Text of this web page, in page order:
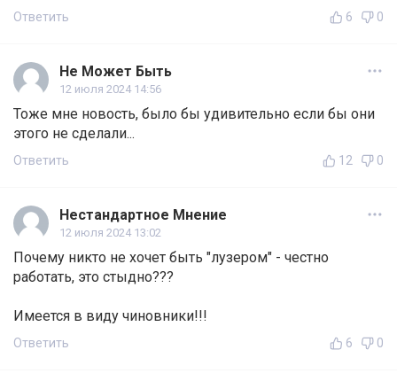
Ответить 6 0
Не Может Быть
12 июля 2024 14:56
Тоже мне новость, было бы удивительно если бы они
этого не сделали...
Ответить 12 0
Нестандартное Мнение
12 июля 2024 13:02
Почему никто не хочет быть "лузером" - честно
работать, это стыдно???
Имеется в виду чиновники!!!
Ответить 6 0